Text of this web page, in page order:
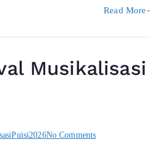
Read More
Musikalisasi
No Comments